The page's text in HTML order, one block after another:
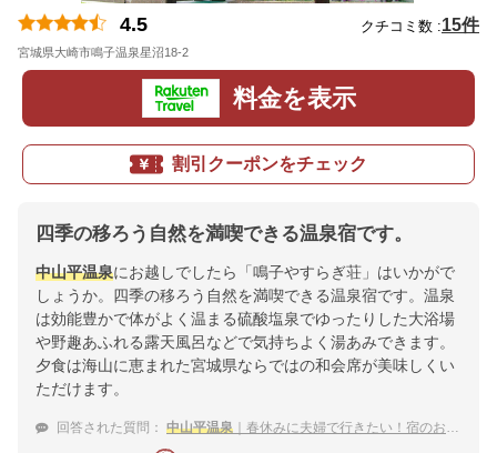
4.5 クチコミ数 :15件
宮城県大崎市鳴子温泉星沼18-2
料金を表示
割引クーポンをチェック
四季の移ろう自然を満喫できる温泉宿です。
中山平温泉にお越しでしたら「鳴子やすらぎ荘」はいかがで
しょうか。四季の移ろう自然を満喫できる温泉宿です。温泉
は効能豊かで体がよく温まる硫酸塩泉でゆったりした大浴場
や野趣あふれる露天風呂などで気持ちよく湯あみできます。
夕食は海山に恵まれた宮城県ならではの和会席が美味しくい
ただけます。
回答された質問： 中山平温泉 ｜春休みに夫婦で行きたい！宿のおすすめは？